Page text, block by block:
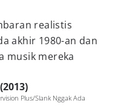
realistis
akhir 1980-an dan
musik mereka
Plus/Slank Nggak Ada